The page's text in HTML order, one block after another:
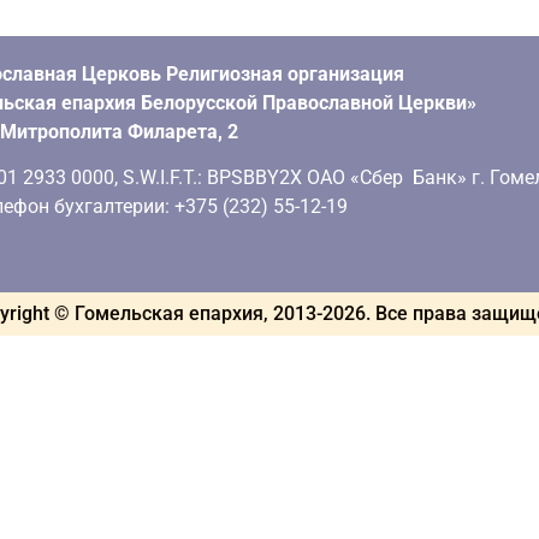
Церковь Религиозная организация
епархия Белорусской Православной Церкви»
Филарета, 2
2933 0000, S.W.I.F.T.: BPSBBY2X ОАО «Сбер Банк» г.
бухгалтерии: +375 (232) 55-12-19
© Гомельская епархия, 2013-2026. Все права